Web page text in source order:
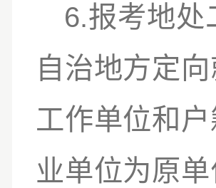
6.报考地处
自治地方定
工作单位和
业单位为原